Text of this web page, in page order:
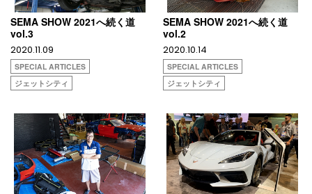
SEMA SHOW 2021へ続く道
vol.3
2020.11.09
SPECIAL ARTICLES
ジェットシティ
SEMA SHOW 2021へ続く道
vol.2
2020.10.14
SPECIAL ARTICLES
ジェットシティ